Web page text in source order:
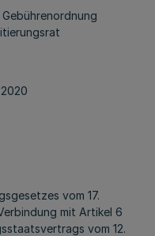
vom 17.
mit Artikel 6
vom 12.